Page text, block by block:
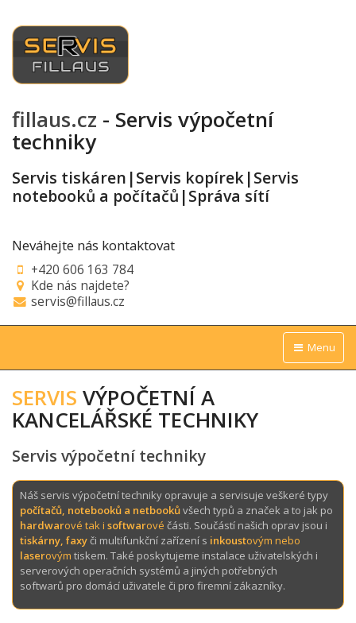
fillaus.cz - Servis výpočetní
techniky
Servis tiskáren|Servis kopírek|Servis
notebooků a počítačů|Správa sítí
Neváhejte nás kontaktovat
+420 606 163 784
Kde nás najdete?
servis@fillaus.cz
Menu
SERVIS VÝPOČETNÍ A
KANCELÁŘSKÉ TECHNIKY
Servis výpočetní techniky
Náš servis výpočetní techniky opravuje a servisuje veškeré typy
počítačů, notebooků a netbookůvšech typů a značek a to jak po
hardwarové tak i softwarové části. Součástí našich oprav jsou i
tiskárny, faxyči multifunkční zařízení s inkoustovým nebo
laserovým tiskem. Také poskytujeme instalace uživatelských i
serverových operačních systémů a jiných potřebných
softwarů pro domácí uživatele či pro firemní zákazníky.